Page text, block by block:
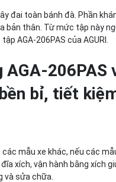
đai toàn bánh đà. Phần
bản thân. Từ mức tập này
AGA-206PAS của AGURI.
206PAS
bỉ, tiết
mẫu xe khác, nếu các
xích, vận hành bằng xích
và sửa chữa.